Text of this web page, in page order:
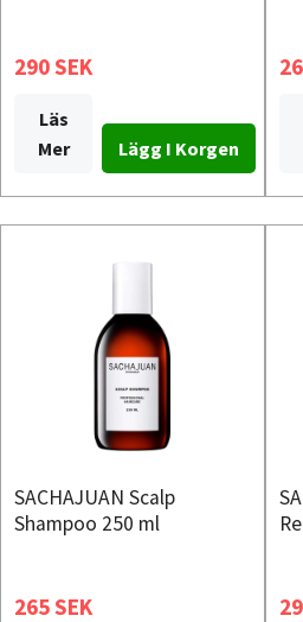
290 SEK
Läs
Mer
SACHAJUAN Scalp
Shampoo 250 ml
265 SEK